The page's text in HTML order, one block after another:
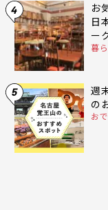
4
お
日
ー
暮
5
週
の
お